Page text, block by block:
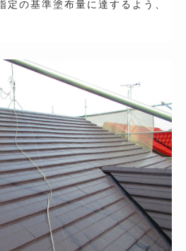
の基準塗布量に達するよう、